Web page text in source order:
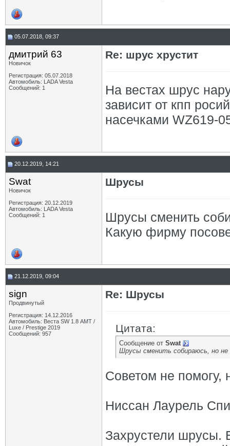
05.07.2018, 09:37
дмитрий 63
Новичок
Регистрация: 05.07.2018
Автомобиль: LADA Vesta
Сообщений: 1
Re: шрус хрустит
На вестах шрус
зависит от кпп
насечками WZ619-
20.12.2019, 14:21
Swat
Новичок
Регистрация: 20.12.2019
Автомобиль: LADA Vesta
Сообщений: 1
Шрусы
Шрусы сменить
Какую фирму
21.12.2019, 09:04
sign
Продвинутый
Регистрация: 14.12.2016
Автомобиль: Веста SW 1.8 АМТ /
Luxe / Prestige 2019
Сообщений: 957
Re: Шрусы
Цитата:
Сообщение от Swat
Шрусы сменить собираюсь, но
Советом не помогу,
Ниссан Лаурель
Захрустели шрусы.